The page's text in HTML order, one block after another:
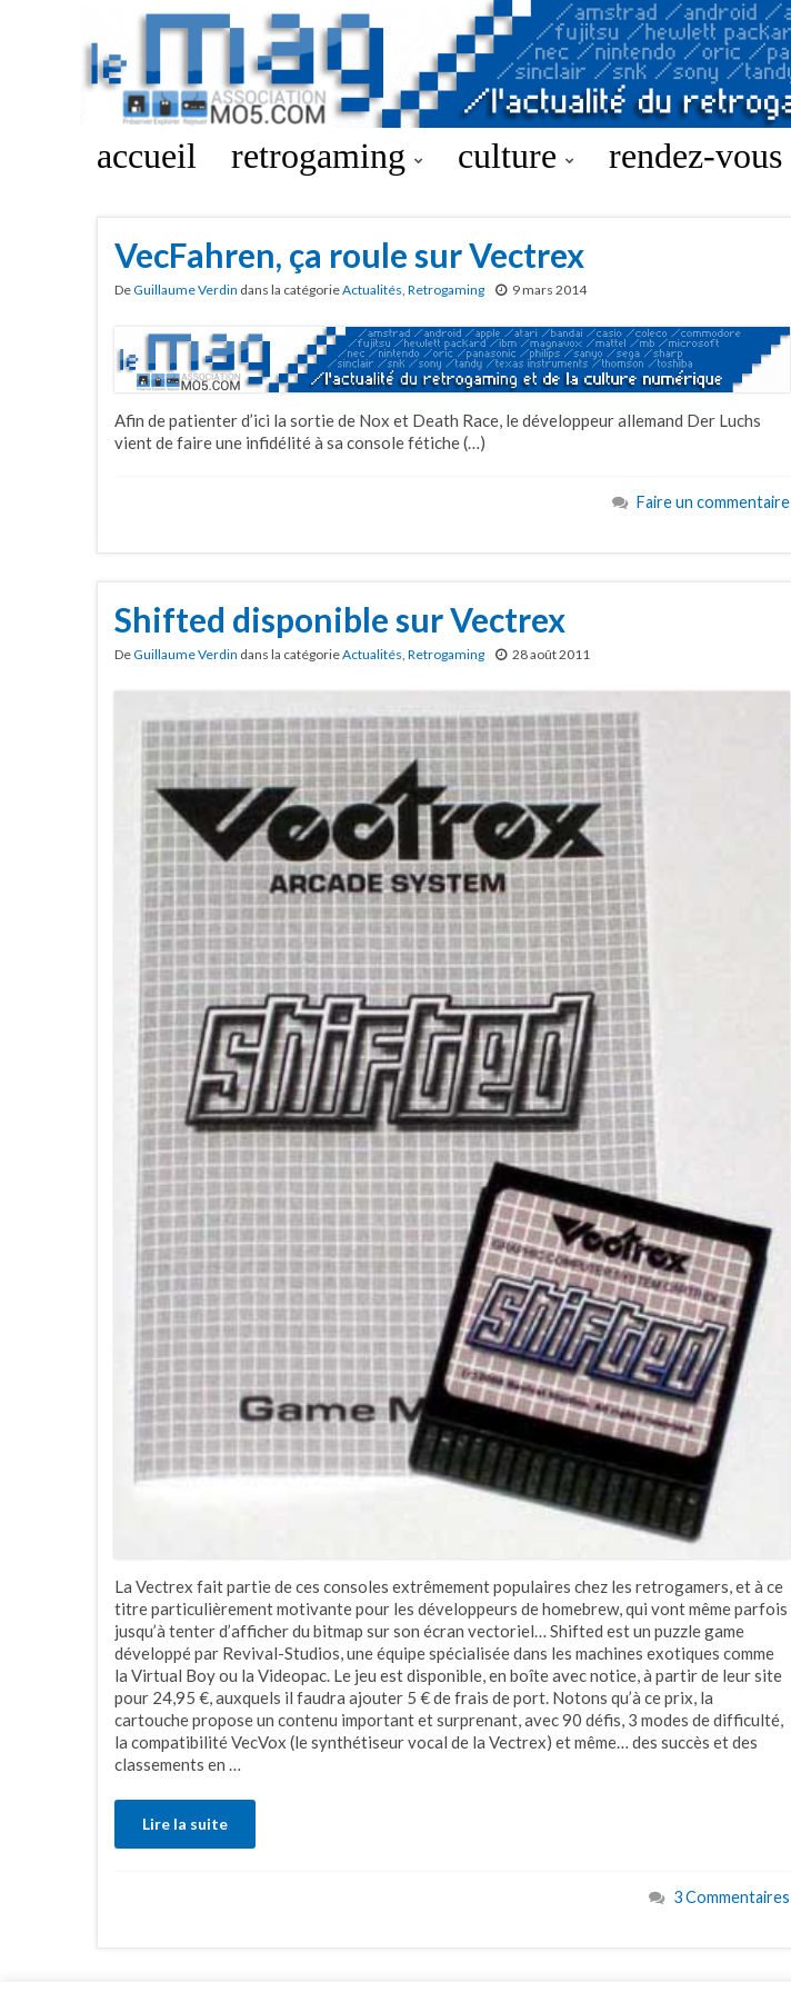
accueil retrogaming culture rendez-vous
VecFahren, ça roule sur Vectrex
DeGuillaume Verdin dans la catégorieActualités, Retrogaming 9 mars 2014
Afin de patienter d’ici la sortie de Nox et Death Race, le développeur allemand Der Luchs
vient de faire une infidélité à sa console fétiche (…)
Faire un commentaire
Shifted disponible sur Vectrex
DeGuillaume Verdin dans la catégorieActualités Retrogaming 28 août 2011
La Vectrex fait partie de ces consoles extrêmement populaires chez les retrogamers, et à ce
titre particulièrement motivante pour les développeurs de homebrew, qui vont même parfois
jusqu’à tenter d’afficher du bitmap sur son écran vectoriel… Shifted est un puzzle game
développé par Revival-Studios, une équipe spécialisée dans les machines exotiques comme
la Virtual Boy ou la Videopac. Le jeu est disponible, en boîte avec notice, à partir de leur site
pour 24,95 €, auxquels il faudra ajouter 5 € de frais de port. Notons qu’à ce prix, la
cartouche propose un contenu important et surprenant, avec 90 défis, 3 modes de difficulté,
la compatibilité VecVox (le synthétiseur vocal de la Vectrex) et même… des succès et des
classements en …
Lire la suite
3 Commentaires